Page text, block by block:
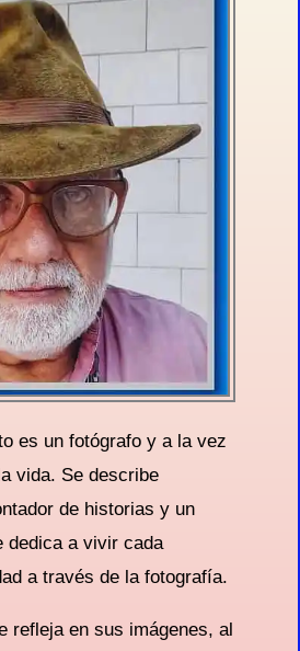
es un fotógrafo y a la vez
vida. Se describe
de historias y un
dedica a vivir cada
a través de la fotografía.
refleja en sus imágenes, al